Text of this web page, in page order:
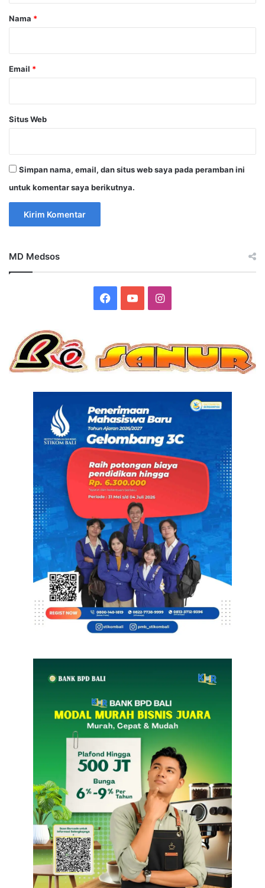
rNama *
Email *
Situs Web
Simpan nama, email, dan situs web saya pada peramban ini
untuk komentar saya berikutnya.
MD Medsos
Facebook
YouTubeInstagram